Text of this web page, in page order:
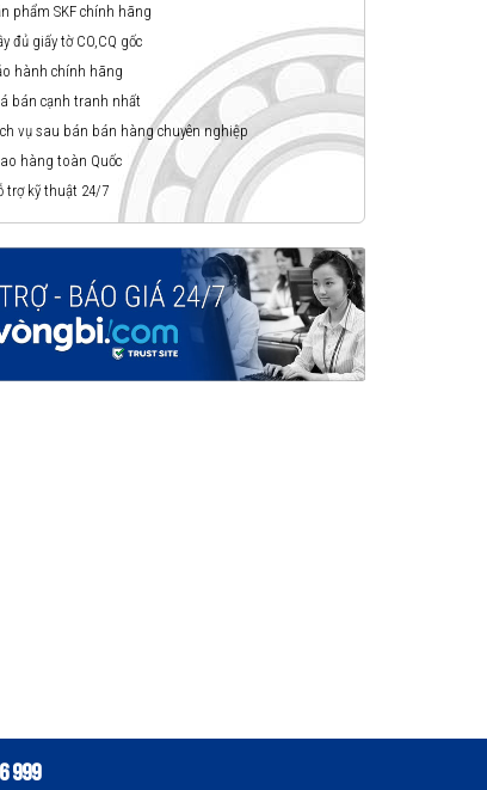
phẩm SKF chính hãng
đủ giấy tờ CO,CQ gốc
hành chính hãng
bán cạnh tranh nhất
vụ sau bán bán hàng chuyên nghiệp
hàng toàn Quốc
trợ kỹ thuật 24/7
999